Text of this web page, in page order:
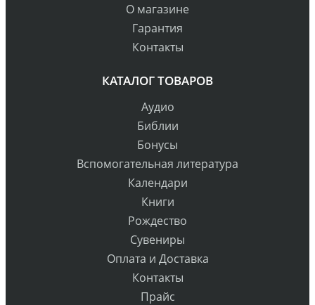
О магазине
Гарантия
Контакты
КАТАЛОГ ТОВАРОВ
Аудио
Библии
Бонусы
Вспомогательная литература
Календари
Книги
Рождество
Сувениры
Оплата и Доставка
Контакты
Прайс